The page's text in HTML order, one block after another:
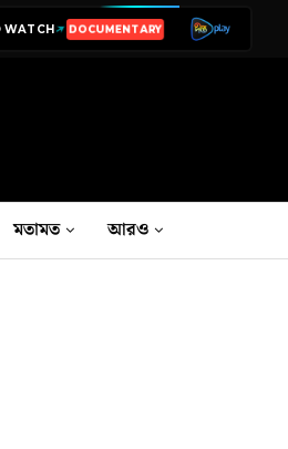
WATCH LIVE TV
মতামত আরও